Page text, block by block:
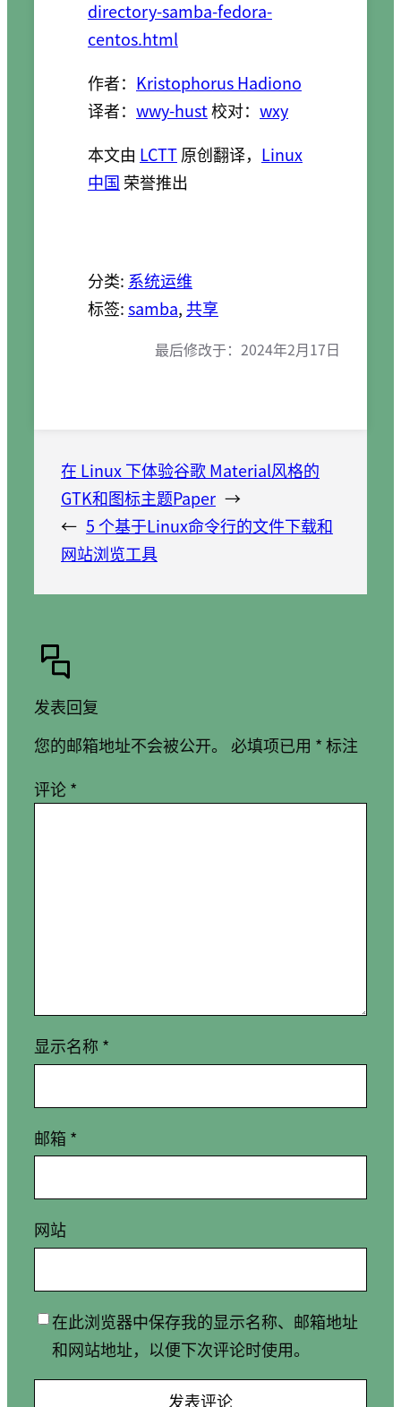
directory-samba-fedora-
centos.html
作者： Kristophorus Hadiono
译者： wwy-hust校对： wxy
本文由 LCTT原创翻译， Linux
中国 荣誉推出
分类: 系统运维
标签:samba, 共享
最后修改于： 2024年2月17日
在 Linux 下体验谷歌 Material风格的
GTK和图标主题Paper →
← 5 个基于Linux命令行的文件下载和
网站浏览工具
发表回复
您的邮箱地址不会被公开。
必填项已用 *标注
评论*
显示名称 *
邮箱 *
网站
在此浏览器中保存我的显示名称、邮箱地址
和网站地址，以便下次评论时使用。